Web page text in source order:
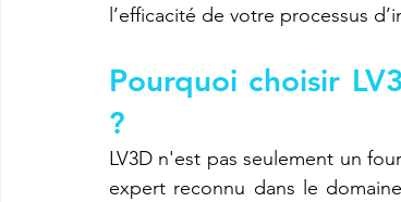
l’efficacité de votre processus
Pourquoi choisir
?
LV3D n'est pas seulement un
expert reconnu dans le